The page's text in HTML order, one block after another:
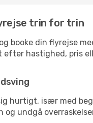
trin for trin
booke din flyrejse
efter hastighed, pris
hurtigt, især med
undgå